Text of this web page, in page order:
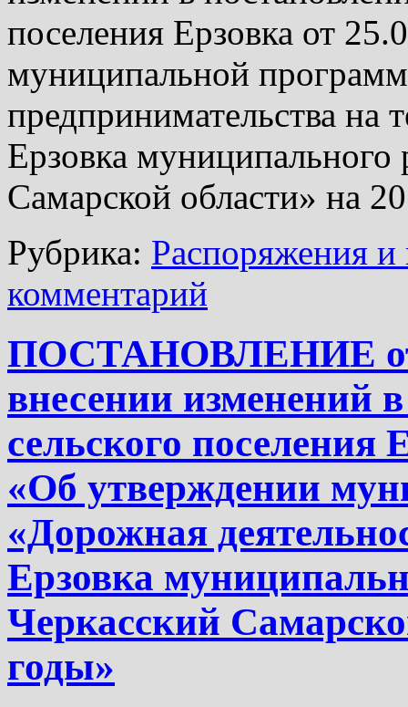
поселения Ерзовка от
муниципальной
предпринимательства на
Ерзовка
Самарской области» на
Рубрика: Распоряжения и
комментарий
ПОСТАНОВЛЕНИЕ от
внесении изменений
сельского поселения
«Об утверждении
«Дорожная
Ерзовка
Черкасский
годы»